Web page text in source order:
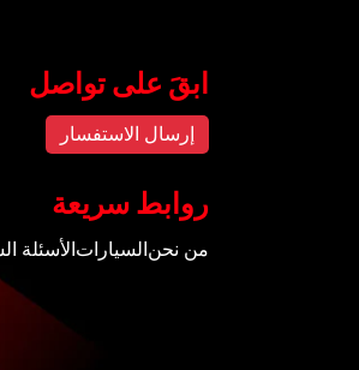
ابقَ على تواصل
إرسال الاستفسار
روابط سريعة
من نحنالسياراتالأسئلة